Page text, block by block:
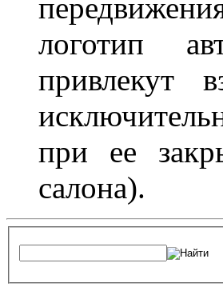
логотип
привлекут
при ее
салона).